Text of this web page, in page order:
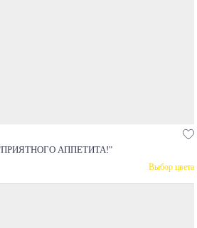
АППЕТИТА!"
Выбор цвета